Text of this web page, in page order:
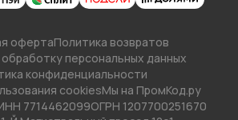
офертаПолитика возвратов
персональных данных
конфиденциальности
cookiesМы на ПромКод.ру
7714462099ОГРН 1207700251670